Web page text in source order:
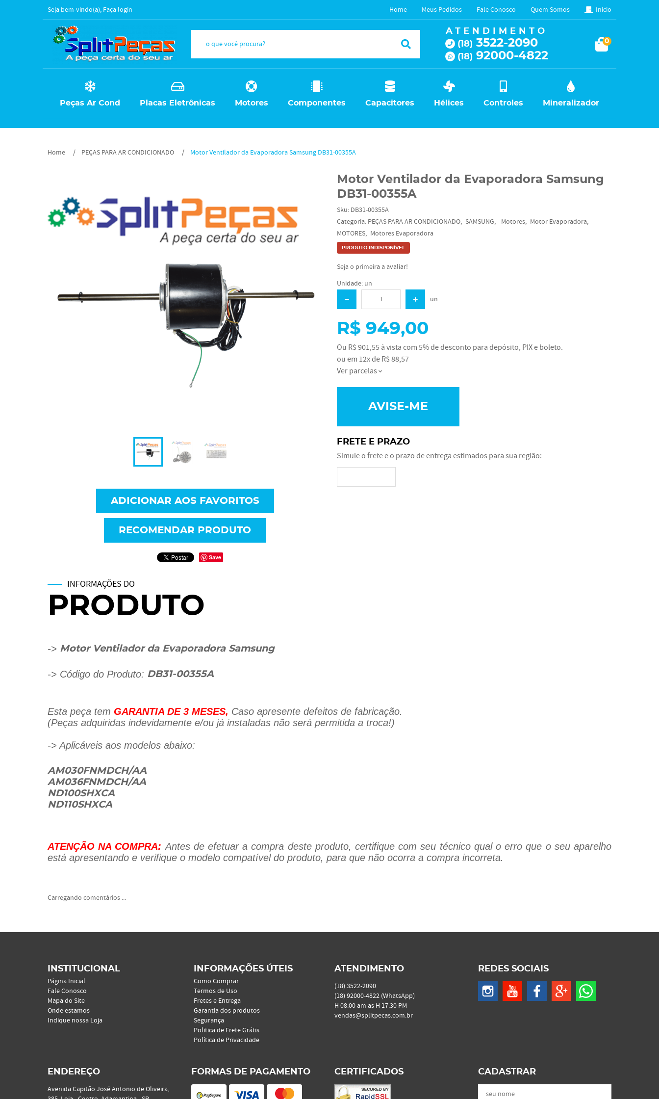
Seja bem-vindo(a), Faça login Home Meus Pedidos Fale Conosco Quem Somos Inicio
ATENDIMENTO
(18) 3522-2090
(18) 92000-4822
0
Peças Ar Cond Placas Eletrônicas Motores Componentes Capacitores Hélices Controles Mineralizador
Home PEÇAS PARA AR CONDICIONADO Motor Ventilador da Evaporadora Samsung DB31-00355A
ADICIONAR AOS FAVORITOS
RECOMENDAR PRODUTO
Save
Motor Ventilador da Evaporadora Samsung
DB31-00355A
Sku: DB31-00355A
Categoria: PEÇAS PARA AR CONDICIONADO SAMSUNG -Motores
Motor Evaporadora
MOTORES
Motores Evaporadora
PRODUTO INDISPONÍVEL
Seja o primeira a avaliar!
Unidade: un
un
R$ 949,00
Ou R$ 901,55 à vista com5%de desconto para depósito, PIX e boleto.
ou em 12xdeR$ 88,57
Ver parcelas
AVISE-ME
FRETE E PRAZO
Simule o frete e o prazo de entrega estimados para sua região:
INFORMAÇÕES DO
PRODUTO
-> Motor Ventilador da Evaporadora Samsung
-> Código do Produto: DB31-00355A
Esta peça tem GARANTIA DE 3 MESES, Caso apresente defeitos de fabricação.
(Peças adquiridas indevidamente e/ou já instaladas não será permitida a troca!)
-> Aplicáveis aos modelos abaixo:
AM030FNMDCH/AA
AM036FNMDCH/AA
ND100SHXCA
ND110SHXCA
ATENÇÃO NA COMPRA: Antes de efetuar a compra deste produto, certifique com seu técnico qual o erro que o seu aparelho
está apresentando e verifique o modelo compatível do produto, para que não ocorra a compra incorreta.
Carregando comentários ...
INSTITUCIONAL
Página Inicial
Fale Conosco
Mapa do Site
Onde estamos
Indique nossa Loja
INFORMAÇÕES ÚTEIS
Como Comprar
Termos de Uso
Fretes e Entrega
Garantia dos produtos
Segurança
Politica de Frete Grátis
Política de Privacidade
ATENDIMENTO
(18) 3522-2090
(18) 92000-4822 (WhatsApp)
H 08:00 am as H 17:30 PM
vendas@splitpecas.com.br
REDES SOCIAIS
ENDEREÇO
Avenida Capitão José Antonio de Oliveira,
FORMAS DE PAGAMENTO CERTIFICADOS CADASTRAR